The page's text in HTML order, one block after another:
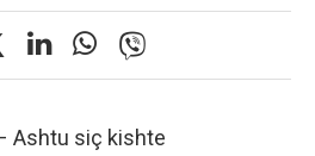
Ashtu siç kishte